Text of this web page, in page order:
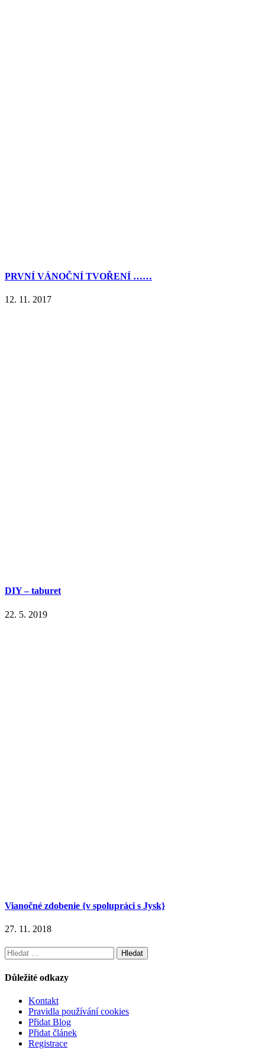
PRVNÍ VÁNOČNÍ TVOŘENÍ ……
12. 11. 2017
DIY – taburet
22. 5. 2019
Vianočné zdobenie {v spolupráci s Jysk}
27. 11. 2018
Vyhledávání
Důležité odkazy
Kontakt
Pravidla používání cookies
Přidat Blog
Přidat článek
Registrace